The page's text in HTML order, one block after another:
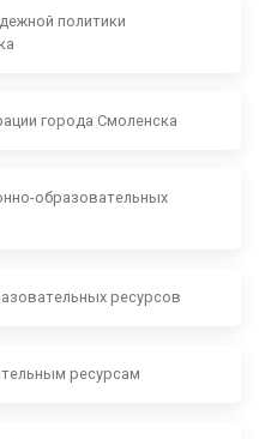
политики
города Смоленска
образовательных
ресурсов
ресурсам